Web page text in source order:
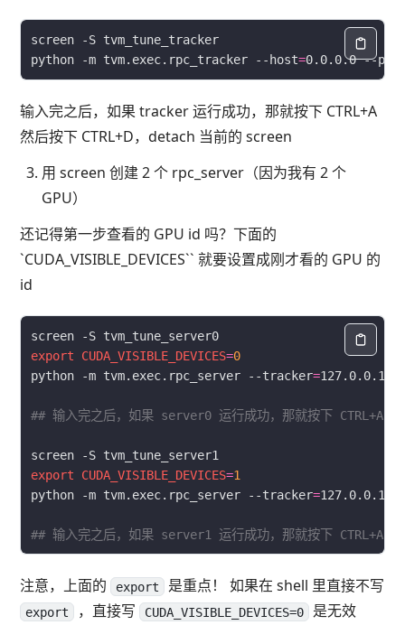
python -m tvm.exec.rpc_tracker --host=0.0.0.0 --
输入完之后，如果 tracker 运行成功，那就按下 CTRL+A
然后按下 CTRL+D，detach 当前的 screen
用 screen 创建 2 个 rpc_server（因为我有 2 个
GPU）
还记得第一步查看的 GPU id 吗？下面的
`CUDA_VISIBLE_DEVICES`` 就要设置成刚才看的 GPU 的
id
export
CUDA_VISIBLE_DEVICES=0
python -m tvm.exec.rpc_server --tracker=
## 输入完之后，如果 server0 运行成功，那就按下 CTRL+A
export
CUDA_VISIBLE_DEVICES=1
python -m tvm.exec.rpc_server --tracker=
## 输入完之后，如果 server1 运行成功，那就按下 CTRL+A
注意，上面的 export 是重点！ 如果在 shell 里直接不写
export ，直接写 CUDA_VISIBLE_DEVICES=0 是无效